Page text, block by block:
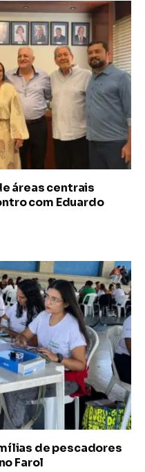
áreas centrais
com Eduardo
de pescadores
Farol